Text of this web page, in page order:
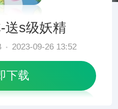
送s级妖精
2023-09-26 13:52
下载